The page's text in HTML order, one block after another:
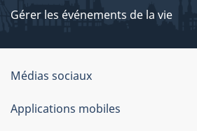
Gérer les événements de la vie
Organisation
du
gouvernement
Médias sociaux
Applications mobiles